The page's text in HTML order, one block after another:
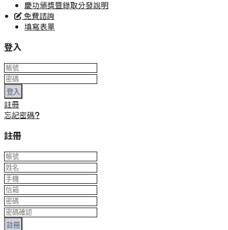
慶功頒獎暨錄取分發說明
免費諮詢
填寫表單
登入
登入
註冊
忘記密碼?
註冊
註冊